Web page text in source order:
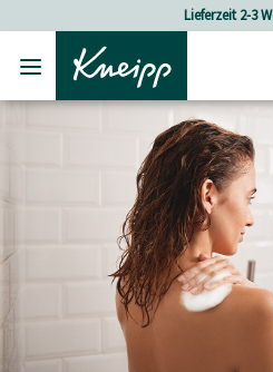
Lieferzeit 2-3